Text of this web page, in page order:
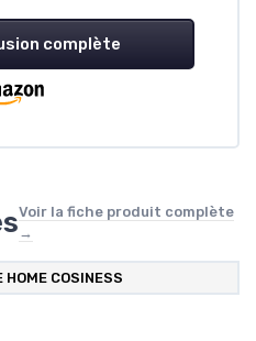
complète
Voir la fiche produit complète
→
HOME COSINESS